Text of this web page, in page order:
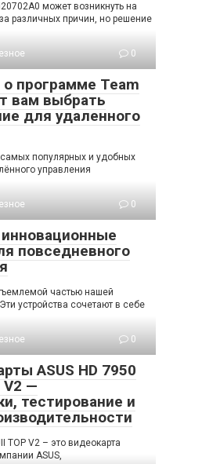
может возникнуть на
различных причин, но решение
0
программе Team
вам выбрать
для удаленного
популярных и удобных
управления
0
повседневного
частью нашей
устройства сочетают в себе
0
ASUS HD 7950
V2 —
тестирование и
TOP V2 – это видеокарта
ASUS,